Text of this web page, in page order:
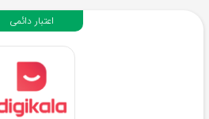
اعتبار دائمی